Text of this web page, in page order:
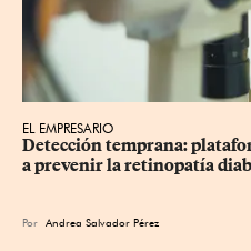
EL EMPRESARIO
Detección temprana:
a prevenir la retinopatía
Por Andrea Salvador Pérez